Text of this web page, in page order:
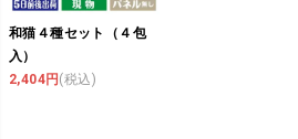
和猫４種セット（４包
入）
2,404円 (税込)